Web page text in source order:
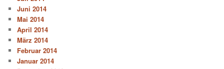
Juni 2014
Mai 2014
April 2014
März 2014
Februar 2014
Januar 2014